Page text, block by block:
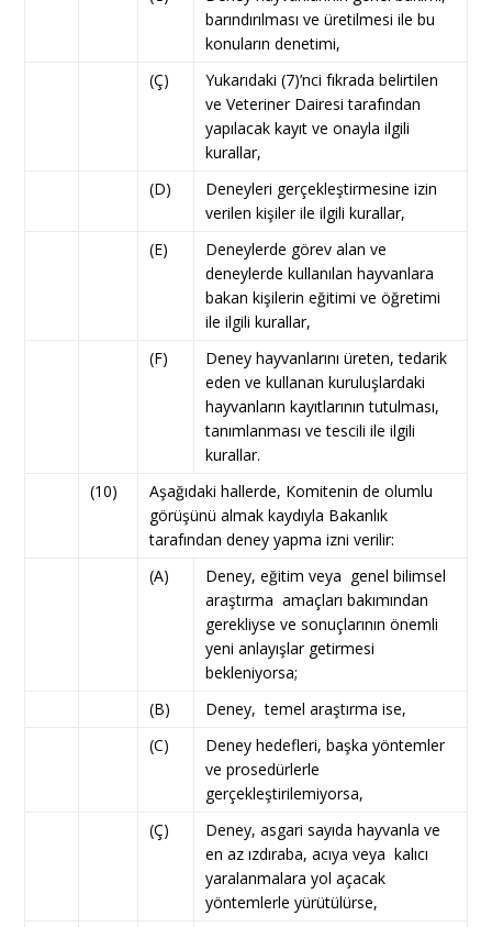
barındırılması ve üretilmesi ile bu
konuların denetimi,
(Ç)
Yukarıdaki (7)’nci fıkrada belirtilen
ve Veteriner Dairesi tarafından
yapılacak kayıt ve onayla ilgili
kurallar,
(D)
Deneyleri gerçekleştirmesine izin
verilen kişiler ile ilgili kurallar,
(E)
Deneylerde görev alan ve
deneylerde kullanılan hayvanlara
bakan kişilerin eğitimi ve öğretimi
ile ilgili kurallar,
(F)
Deney hayvanlarını üreten, tedarik
eden ve kullanan kuruluşlardaki
hayvanların kayıtlarının tutulması,
tanımlanması ve tescili ile ilgili
kurallar.
(10)
Aşağıdaki hallerde, Komitenin de olumlu
görüşünü almak kaydıyla Bakanlık
tarafından deney yapma izni verilir:
(A)
Deney, eğitim veya genel bilimsel
araştırma amaçları bakımından
gerekliyse ve sonuçlarının önemli
yeni anlayışlar getirmesi
bekleniyorsa;
(B)
Deney, temel araştırma ise,
(C)
Deney hedefleri, başka yöntemler
ve prosedürlerle
gerçekleştirilemiyorsa,
(Ç)
Deney, asgari sayıda hayvanla ve
en az ızdıraba, acıya veya kalıcı
yaralanmalara yol açacak
yöntemlerle yürütülürse,